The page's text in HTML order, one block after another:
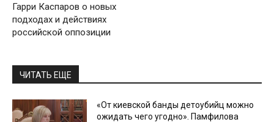
Гарри Каспаров о новых
подходах и действиях
российской оппозиции
ЧИТАТЬ ЕЩЕ
«От киевской банды детоубийц можно
ожидать чего угодно». Памфилова